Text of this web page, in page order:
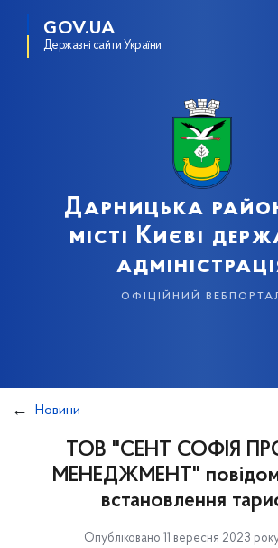
GOV.UA
Державні сайти України
Дарницька
місті Києві
офіційний
Новини
ТОВ "СЕНТ СОФІЯ
МЕНЕДЖМЕНТ"
встановлення
Опубліковано 11 вересня 2023